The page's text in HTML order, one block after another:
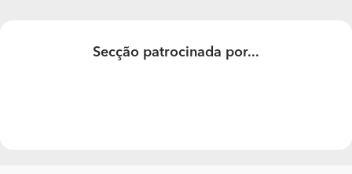
Secção patrocinada por...